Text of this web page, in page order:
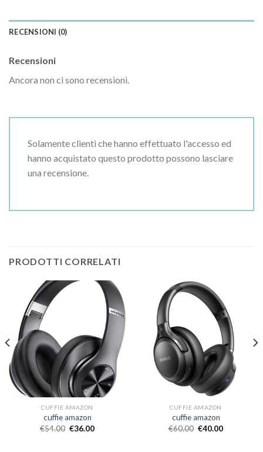
RECENSIONI (0)
Recensioni
Ancora non ci sono recensioni.
Solamente clienti che hanno effettuato l'accesso ed
hanno acquistato questo prodotto possono lasciare
una recensione.
PRODOTTI CORRELATI
CUFFIE AMAZON
cuffie amazon
€54.00 €36.00
CUFFIE AMAZON
cuffie amazon
€60.00 €40.00